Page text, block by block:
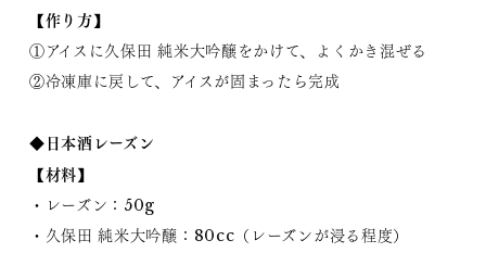
【作り方】
①アイスに久保田 純米大吟醸をかけて、よくかき混ぜる
②冷凍庫に戻して、アイスが固まったら完成
◆日本酒レーズン
【材料】
・レーズン：50g
・久保田 純米大吟醸：80cc（レーズンが浸る程度）